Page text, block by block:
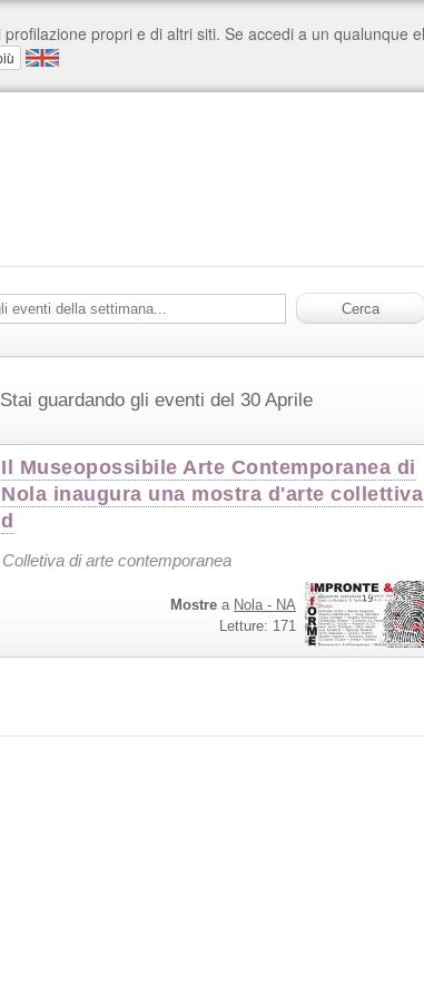
Stai guardando gli eventi del 30 Aprile
Il Museopossibile Arte Contemporanea di
Nola inaugura una mostra d'arte collettiva
d
Colletiva di arte contemporanea
Mostre a Nola - NA
Letture: 171